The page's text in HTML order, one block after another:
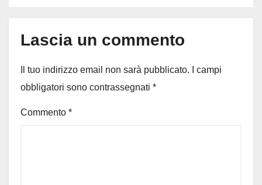
Lascia un commento
Il tuo indirizzo email non sarà pubblicato.
I campi
obbligatori sono contrassegnati *
Commento *